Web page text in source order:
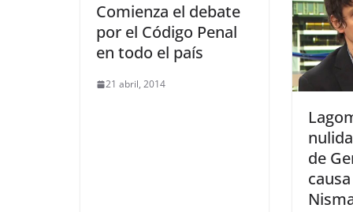
Comienza el debate
por el Código Penal
en todo el país
21 abril, 2014
de